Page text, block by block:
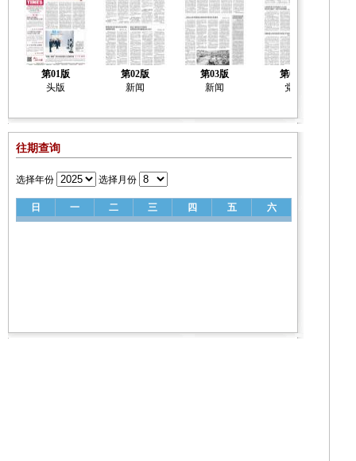
第01版
头版
第02版
新闻
第03版
新闻
第04版
党建
往期查询
选择年份 选择月份
日 一 二 三 四 五 六